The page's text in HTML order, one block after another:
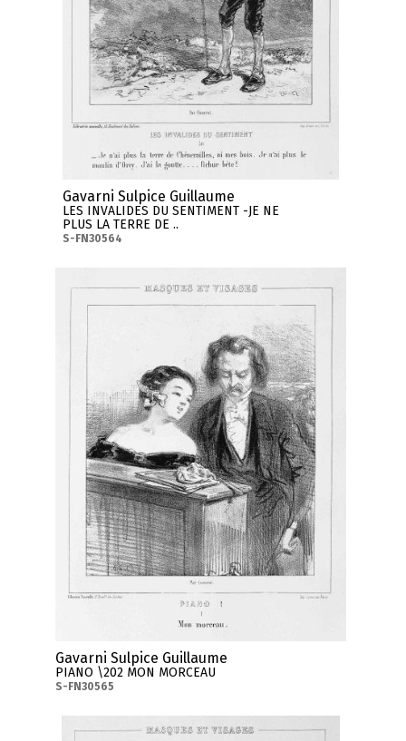
Gavarni Sulpice Guillaume
LES INVALIDES DU SENTIMENT -JE NE
PLUS LA TERRE DE ..
S-FN30564
Gavarni Sulpice Guillaume
PIANO \202 MON MORCEAU
S-FN30565